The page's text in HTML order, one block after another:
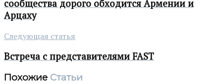
сообщества дорого обходится Армении и
Арцаху
Следующая статья
Встреча с представителями FAST
Похожие Статьи